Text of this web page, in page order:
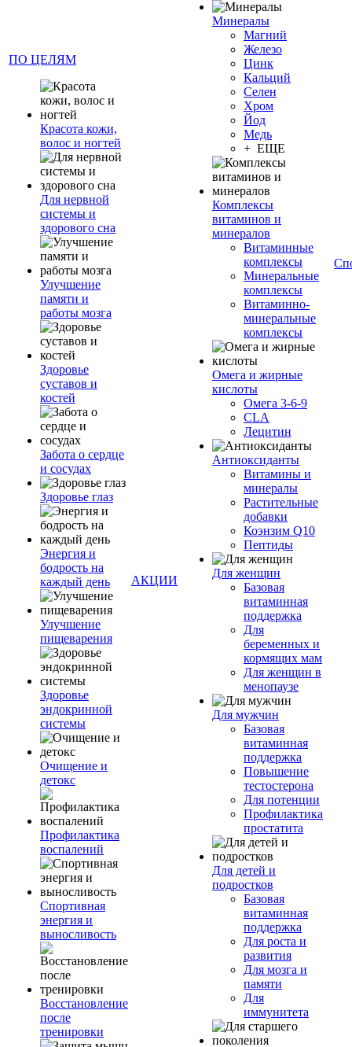
ПО ЦЕЛЯМ
Красота кожи,
волос и ногтей
Для нервной
системы и
здорового сна
Улучшение
памяти и
работы мозга
Здоровье
суставов и
костей
Забота о сердце
и сосудах
Здоровье глаз
Энергия и
бодрость на
каждый день
Улучшение
пищеварения
Здоровье
эндокринной
системы
Очищение и
детокс
Профилактика
воспалений
Спортивная
энергия и
выносливость
Восстановление
после
тренировки
АКЦИИ
Минералы
Магний
Железо
Цинк
Кальций
Селен
Хром
Йод
Медь
+ ЕЩЕ
Комплексы
витаминов и
минералов
Витаминные
комплексы
Минеральные
комплексы
Витаминно-
минеральные
комплексы
Омега и жирные
кислоты
Омега 3-6-9
CLA
Лецитин
Антиоксиданты
Витамины и
минералы
Растительные
добавки
Коэнзим Q10
Пептиды
Для женщин
Базовая
витаминная
поддержка
Для
беременных и
кормящих мам
Для женщин в
менопаузе
Для мужчин
Базовая
витаминная
поддержка
Повышение
тестостерона
Для потенции
Профилактика
простатита
Для детей и
подростков
Базовая
витаминная
поддержка
Для роста и
развития
Для мозга и
памяти
Для
иммунитета